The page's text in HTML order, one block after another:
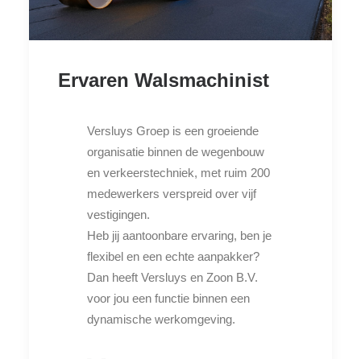
Ervaren Walsmachinist
Versluys Groep is een groeiende
organisatie binnen de wegenbouw
en verkeerstechniek, met ruim 200
medewerkers verspreid over vijf
vestigingen.
Heb jij aantoonbare ervaring, ben je
flexibel en een echte aanpakker?
Dan heeft Versluys en Zoon B.V.
voor jou een functie binnen een
dynamische werkomgeving.